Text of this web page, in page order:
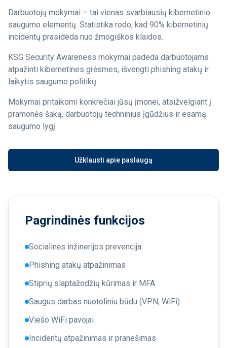
Darbuotojų mokymai – tai vienas svarbiausių kibernetinio
saugumo elementų. Statistika rodo, kad 90% kibernetinių
incidentų prasideda nuo žmogiškos klaidos.
KSG Security Awareness mokymai padeda darbuotojams
atpažinti kibernetines grėsmes, išvengti phishing atakų ir
laikytis saugumo politikų.
Mokymai pritaikomi konkrečiai jūsų įmonei, atsižvelgiant į
pramonės šaką, darbuotojų techninius įgūdžius ir esamą
saugumo lygį.
Užklausti apie paslaugą
Pagrindinės funkcijos
Socialinės inžinerijos prevencija
Phishing atakų atpažinimas
Stiprių slaptažodžių kūrimas ir MFA
Saugus darbas nuotoliniu būdu (VPN, WiFi)
Viešo WiFi pavojai
Incidentų atpažinimas ir pranešimas